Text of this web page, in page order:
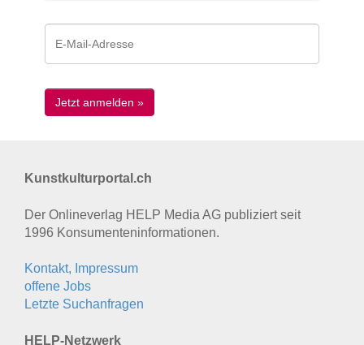
Kunstkulturportal.ch
Der Onlineverlag HELP Media AG publiziert seit
1996 Konsumenten­informationen.
Kontakt, Impressum
offene Jobs
Letzte Suchanfragen
HELP-Netzwerk